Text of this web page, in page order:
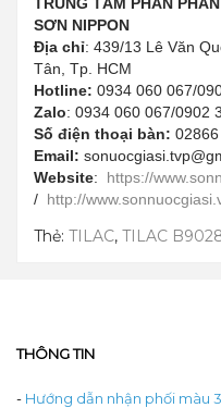
SƠN NIPPON
Địa chỉ: 439/13 Lê Văn
Tân, Tp. HCM
Hotline: 0934 060 067/
Zalo: 0934 060 067/0902
Số điện thoại bàn:
Email:
Website: https://
/ http://
Thẻ: TILAC, TILAC
THÔNG TIN
- Hướng dẫn nhận phối màu